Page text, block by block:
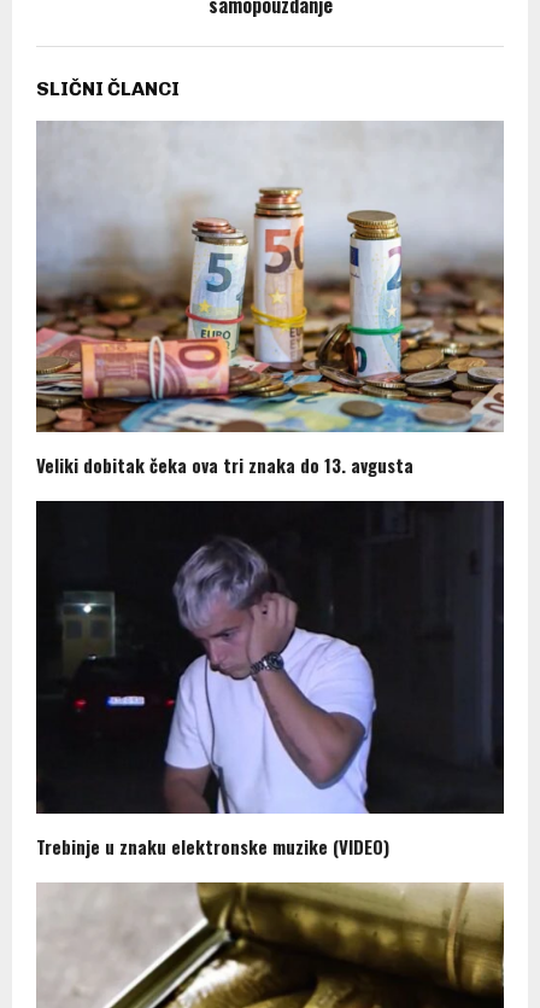
SLIČNI ČLANCI
Veliki dobitak čeka ova tri znaka do 13. avgusta
Trebinje u znaku elektronske muzike (VIDEO)